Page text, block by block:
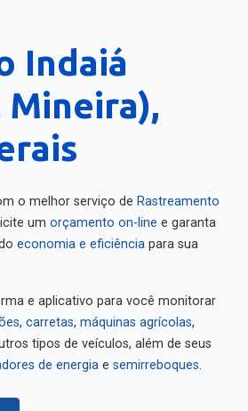
Indaiá
o melhor serviço de Rastreamento
um orçamento on-line e garanta
economia e eficiência para sua
e aplicativo para você monitorar
, carretas, máquinas agrícolas,
tipos de veículos, além de seus
de energia e semirreboques.